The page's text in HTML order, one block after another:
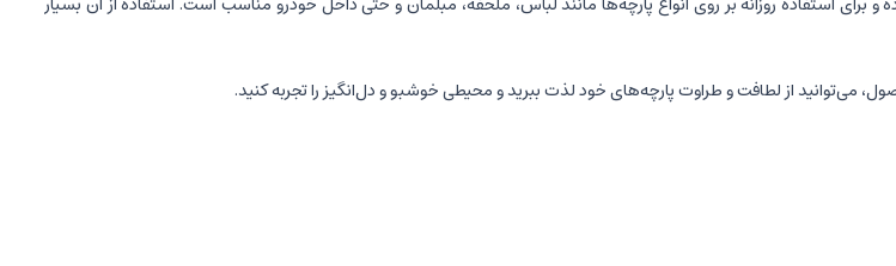
می‌توانید از لطافت و طراوت پارچه‌های خود لذت ببرید و محیطی خوشبو و دل‌انگیز را تجربه کنید.